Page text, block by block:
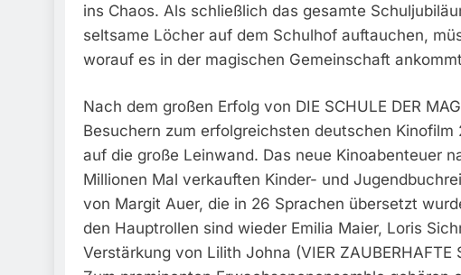
ins Chaos. Als schließlich das gesamte
seltsame Löcher auf dem Schulhof auftauchen,
worauf es in der magischen Gemeinschaft
Nach dem großen Erfolg von DIE SCHULE DER
Besuchern zum erfolgreichsten deutschen
auf die große Leinwand. Das neue Kinoabenteuer
Millionen Mal verkauften Kinder- und
von Margit Auer, die in 26 Sprachen übersetzt
den Hauptrollen sind wieder Emilia Maier, Loris
Verstärkung von Lilith Johna (VIER ZAUBERHAFTE